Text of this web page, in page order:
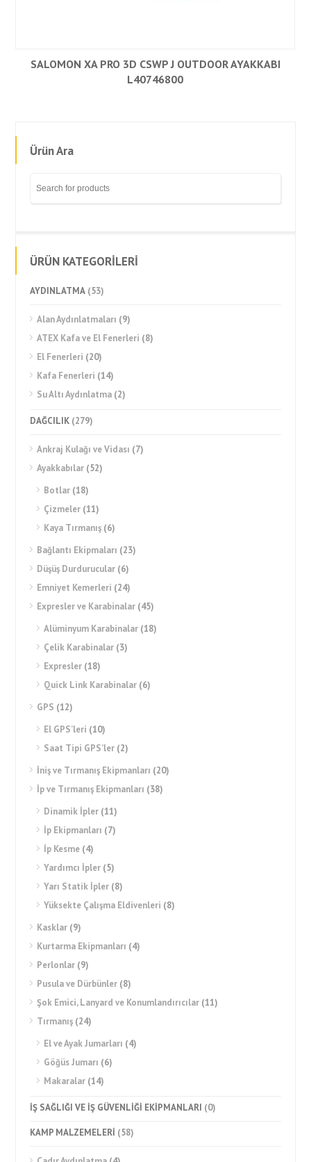
SALOMON XA PRO 3D CSWP J OUTDOOR AYAKKABI
L40746800
Ürün Ara
ÜRÜN KATEGORİLERİ
AYDINLATMA (53)
Alan Aydınlatmaları (9)
ATEX Kafa ve El Fenerleri (8)
El Fenerleri (20)
Kafa Fenerleri (14)
Su Altı Aydınlatma (2)
DAĞCILIK (279)
Ankraj Kulağı ve Vidası (7)
Ayakkabılar (52)
Botlar (18)
Çizmeler (11)
Kaya Tırmanış (6)
Bağlantı Ekipmaları (23)
Düşüş Durdurucular (6)
Emniyet Kemerleri (24)
Expresler ve Karabinalar (45)
Alüminyum Karabinalar (18)
Çelik Karabinalar (3)
Expresler (18)
Quick Link Karabinalar (6)
GPS (12)
El GPS’leri (10)
Saat Tipi GPS’ler (2)
İniş ve Tırmanış Ekipmanları (20)
İp ve Tırmanış Ekipmanları (38)
Dinamik İpler (11)
İp Ekipmanları (7)
İp Kesme (4)
Yardımcı İpler (5)
Yarı Statik İpler (8)
Yüksekte Çalışma Eldivenleri (8)
Kasklar (9)
Kurtarma Ekipmanları (4)
Perlonlar (9)
Pusula ve Dürbünler (8)
Şok Emici, Lanyard ve Konumlandırıcılar (11)
Tırmanış (24)
El ve Ayak Jumarları (4)
Göğüs Jumarı (6)
Makaralar (14)
İŞ SAĞLIĞI VE İŞ GÜVENLİĞİ EKİPMANLARI (0)
KAMP MALZEMELERİ (58)